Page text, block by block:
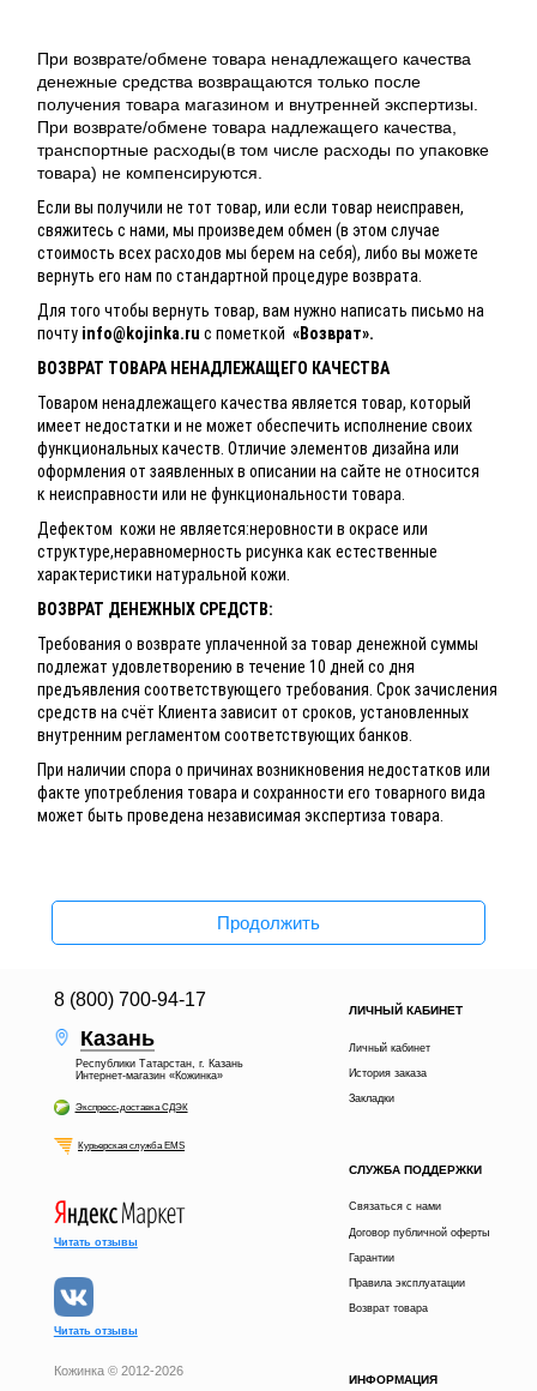
При возврате/обмене товара ненадлежащего качества
денежные средства возвращаются только после
получения товара магазином и внутренней экспертизы.
При возврате/обмене товара надлежащего качества,
транспортные расходы(в том числе расходы по упаковке
товара) не компенсируются.
Если вы получили не тот товар, или если товар неисправен,
свяжитесь с нами, мы произведем обмен (в этом случае
стоимость всех расходов мы берем на себя), либо вы можете
вернуть его нам по стандартной процедуре возврата.
Для того чтобы вернуть товар, вам нужно написать письмо на
почту info@kojinka.ru с пометкой«Возврат».
ВОЗВРАТ ТОВАРА НЕНАДЛЕЖАЩЕГО КАЧЕСТВА
Товаром ненадлежащего качества является товар, который
имеет недостатки и не может обеспечить исполнение своих
функциональных качеств. Отличие элементов дизайна или
оформления от заявленных в описании на сайте не относится
к неисправности или не функциональности товара.
Дефектом кожи не является:неровности в окрасе или
структуре,неравномерность рисунка как естественные
характеристики натуральной кожи.
ВОЗВРАТ ДЕНЕЖНЫХ СРЕДСТВ:
Требования о возврате уплаченной за товар денежной суммы
подлежат удовлетворению в течение 10 дней со дня
предъявления соответствующего требования. Срок зачисления
средств на счёт Клиента зависит от сроков, установленных
внутренним регламентом соответствующих банков.
При наличии спора о причинах возникновения недостатков или
факте употребления товара и сохранности его товарного вида
может быть проведена независимая экспертиза товара.
Продолжить
8 (800) 700-94-17
Казань
Республики Татарстан, г. Казань
Интернет-магазин «Кожинка»
Экспресс-доставка СДЭК
Курьерская служба EMS
ЛИЧНЫЙ КАБИНЕТ
Личный кабинет
История заказа
Закладки
СЛУЖБА ПОДДЕРЖКИ
Связаться с нами
Договор публичной оферты
Гарантии
Правила эксплуатации
Возврат товара
ИНФОРМАЦИЯ
Читать отзывы
Читать отзывы
Кожинка © 2012-2026